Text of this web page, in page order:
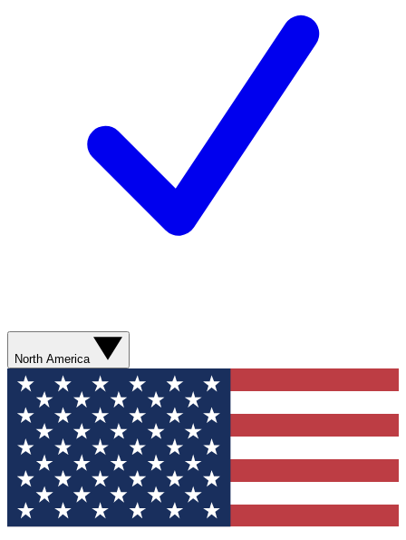
North America